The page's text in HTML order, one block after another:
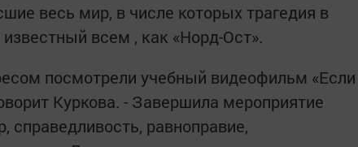
весь мир, в числе которых трагедия в
всем , как «Норд-Ост».
посмотрели учебный видеофильм «Если
Куркова. - Завершила мероприятие
справедливость, равноправие,